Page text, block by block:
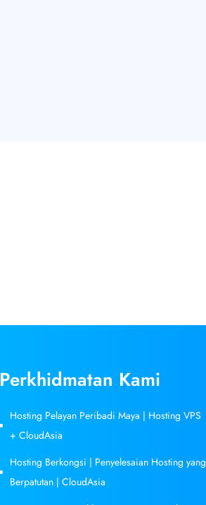
Perkhidmatan Kami
Hosting Pelayan Peribadi Maya | Hosting VPS
+ CloudAsia
Hosting Berkongsi | Penyelesaian Hosting yang
Berpatutan | CloudAsia